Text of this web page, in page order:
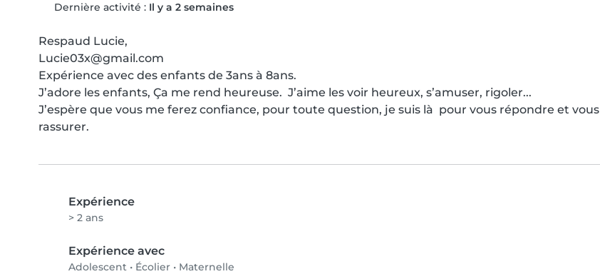
Dernière activité : Il y a 2 semaines
Respaud Lucie,
Lucie03x@gmail.com
Expérience avec des enfants de 3ans à 8ans.
J’adore les enfants, Ça me rend heureuse.  J’aime les voir heureux, s’amuser, rigoler...
J’espère que vous me ferez confiance, pour toute question, je suis là  pour vous répondre et vous
rassurer.
Expérience
> 2 ans
Expérience avec
Adolescent • Écolier • Maternelle